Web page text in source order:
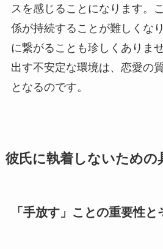
スを感じることになります。
係が持続することが難しくな
に繋がることも珍しくありま
出す不安定な環境は、恋愛の
となるのです。
彼氏に執着しないための
「手放す」ことの重要性と